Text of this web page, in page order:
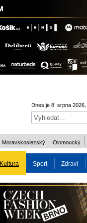
Dnes je 8. srpna 2026,
Moravskoslezský Olomoucký
Kultura Sport Zdraví
Charita Osobnost Více